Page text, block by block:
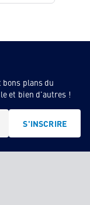
bons plans du
et bien d'autres !
S'INSCRIRE